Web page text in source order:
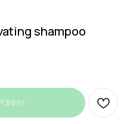
shampoo